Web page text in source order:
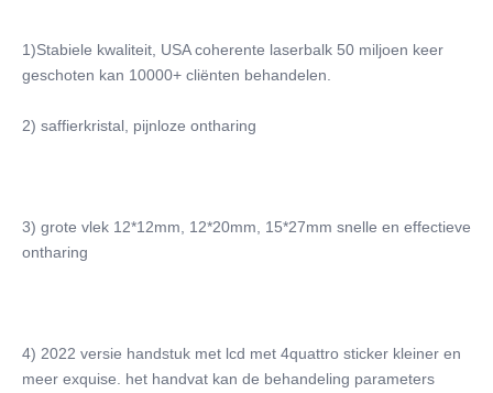
1)Stabiele kwaliteit, USA coherente laserbalk 50 miljoen keer
geschoten kan 10000+ cliënten behandelen.
2) saffierkristal, pijnloze ontharing
3) grote vlek 12*12mm, 12*20mm, 15*27mm snelle en effectieve
ontharing
4) 2022 versie handstuk met lcd met 4quattro sticker kleiner en
meer exquise. het handvat kan de behandeling parameters